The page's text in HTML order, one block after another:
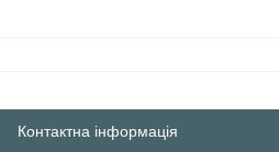
Контактна інформація